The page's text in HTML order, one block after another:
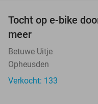
Tocht op e-bike
meer
Betuwe Uitje
Opheusden
Verkocht: 133